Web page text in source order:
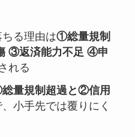
る理由は①総量規制
③返済能力不足 ④申
れる
量規制超過と②信用
小手先では覆りにく